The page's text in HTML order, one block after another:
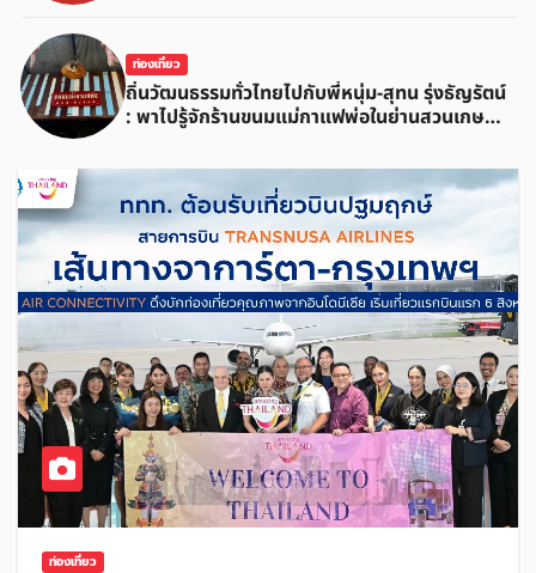
ท่องเที่ยว
ถิ่นวัฒนธรรมทั่วไทยไปกับพี่หนุ่ม-สุทน รุ่งธัญรัตน์
: พาไปรู้จักร้านขนมแม่กาแฟพ่อในย่านสวนเกษตร
ท่องเที่ยว